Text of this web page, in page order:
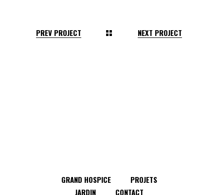
PREV PROJECT NEXT PROJECT
GRAND HOSPICE
PROJETS
JARDIN
CONTACT